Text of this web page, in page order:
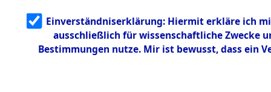
g
5.3.3
Todesmärsch
Einverständniserklärung: Hiermit erkläre ich
ausschließlich für wissenschaftliche Zwecke
Bestimmungen nutze. Mir ist bewusst, dass ein